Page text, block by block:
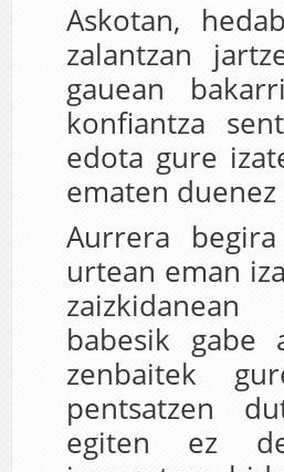
Askotan,
zalantzan
gauean
konfiantza
edota gure
ematen
Aurrera
urtean eman
babesik gabe
zenbaitek
pentsatzen
egiten ez